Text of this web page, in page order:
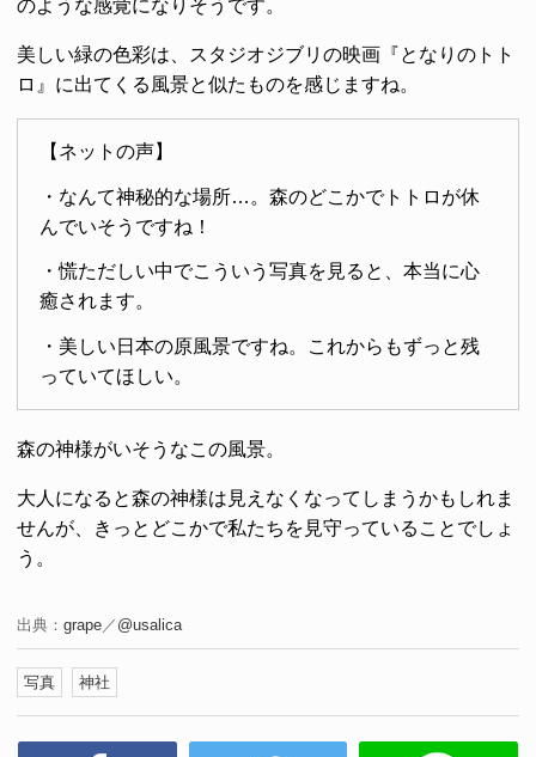
のような感覚になりそうです。
美しい緑の色彩は、スタジオジブリの映画『となりのトト
ロ』に出てくる風景と似たものを感じますね。
【ネットの声】
・なんて神秘的な場所…。森のどこかでトトロが休
んでいそうですね！
・慌ただしい中でこういう写真を見ると、本当に心
癒されます。
・美しい日本の原風景ですね。これからもずっと残
っていてほしい。
森の神様がいそうなこの風景。
大人になると森の神様は見えなくなってしまうかもしれま
せんが、きっとどこかで私たちを見守っていることでしょ
う。
出典： grape ／ @usalica
写真 神社